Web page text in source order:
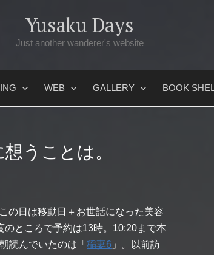
Yusaku Days
Just another wanderer's website
WEB GALLERY BOOK
うことは。
の日は移動日＋お世話になった美容
ところで予約は13時。10:20まで本
読んでいたのは「 稲妻6 」。以前訪